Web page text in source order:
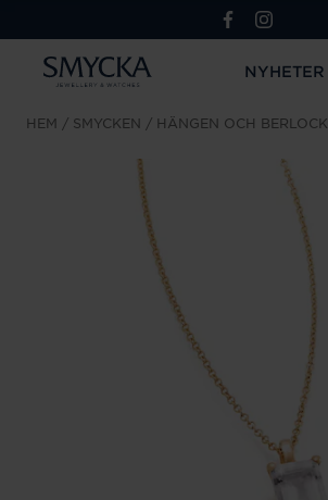
NYHETER
HEM SMYCKEN HÄNGEN OCH